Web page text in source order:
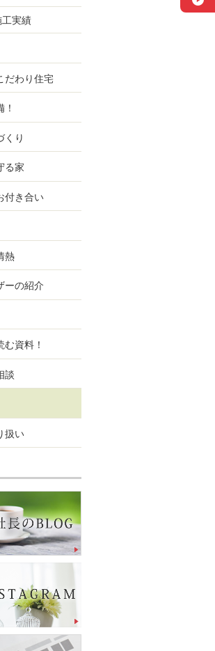
工実績
だわり住宅
くり
る家
付き合い
熱
ーの紹介
む資料！
談
扱い